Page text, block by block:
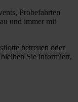
Probefahrten
und immer mit
betreuen oder
Sie informiert,